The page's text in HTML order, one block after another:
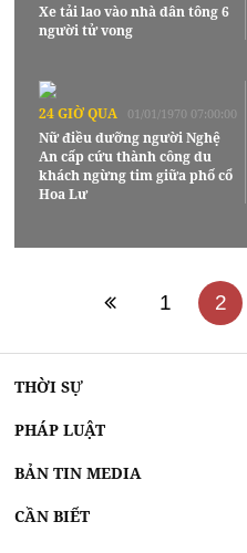
Xe tải lao vào nhà dân tông 6
người tử vong
24 GIỜ QUA 01/01/1970 07:00:00
Nữ điều dưỡng người Nghệ
An cấp cứu thành công du
khách ngừng tim giữa phố cổ
Hoa Lư
1 2
THỜI SỰ
PHÁP LUẬT
BẢN TIN MEDIA
CẦN BIẾT